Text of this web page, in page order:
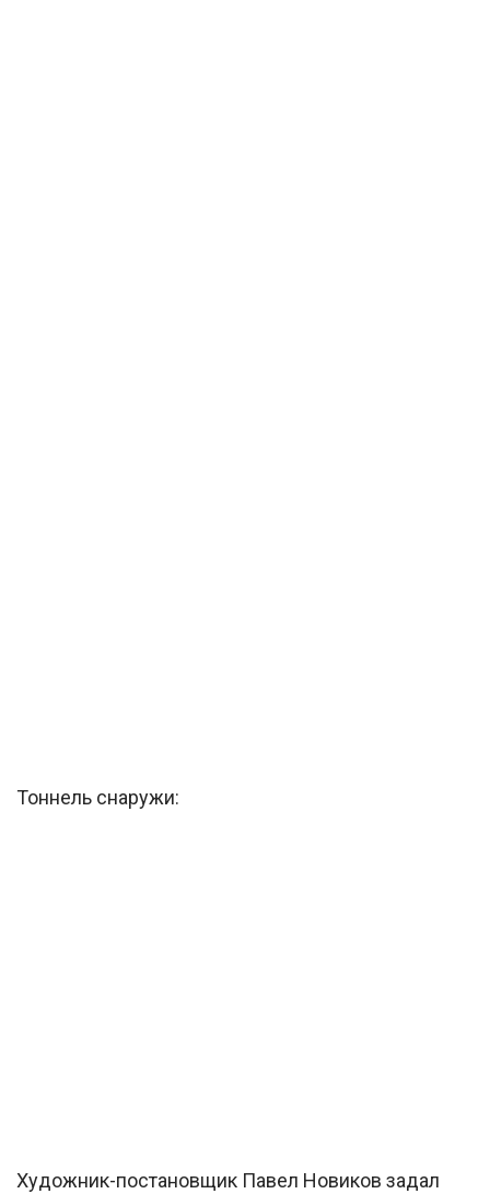
Тоннель снаружи:
Художник-постановщик Павел Новиков задал